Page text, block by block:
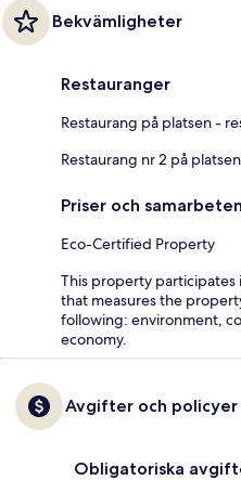
Bekvämligheter
Restauranger
Restaurang på platsen -
Restaurang nr 2 på
Priser och samarbeten
Eco-Certified Property
This property participates
that measures the
following: environment,
economy.
Avgifter och policyer
Obligatoriska